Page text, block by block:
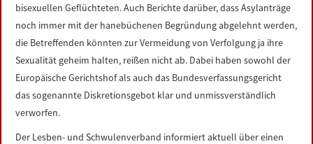
bisexuellen Geflüchteten. Auch Berichte darüber, dass Asylanträge
noch immer mit der hanebüchenen Begründung abgelehnt werden,
die Betreffenden könnten zur Vermeidung von Verfolgung ja ihre
Sexualität geheim halten, reißen nicht ab. Dabei haben sowohl der
Europäische Gerichtshof als auch das Bundesverfassungsgericht
das sogenannte Diskretionsgebot klar und unmissverständlich
verworfen.
Der Lesben- und Schwulenverband informiert aktuell über einen